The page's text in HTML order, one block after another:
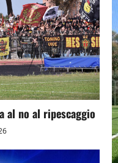
al no al ripescaggio